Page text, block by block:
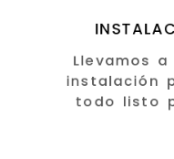
Llevamos
instalación
todo listo